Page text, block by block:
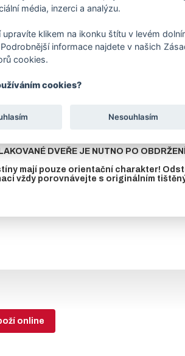
práškovou barvou - komaxitem
je krycí plech z vnitřní strany dveří
DVEŘÍ NENÍ KOVÁNÍ. TOTO
DVEŘE JE NUTNO PO
mají pouze orientační charakter!
vždy porovnávejte s originálním
online
média, inzerci a analýzu.
upravíte klikem na ikonku štítu v levém
informace najdete v našich
cookies.
cookies?
Nesouhlasím